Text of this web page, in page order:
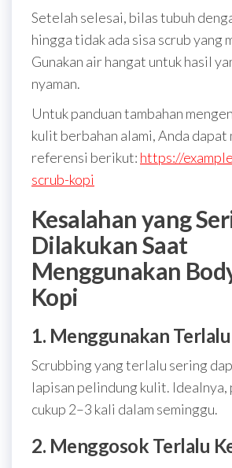
Setelah selesai, bilas tubuh
hingga tidak ada sisa scrub yang
Gunakan air hangat untuk hasil
nyaman.
Untuk panduan tambahan
kulit berbahan alami, Anda dapat
referensi berikut: https://
scrub-kopi
Kesalahan yang
Dilakukan Saat
Menggunakan
Kopi
1. Menggunakan
Scrubbing yang terlalu sering
lapisan pelindung kulit. Idealnya,
cukup 2–3 kali dalam seminggu.
2. Menggosok Terlalu